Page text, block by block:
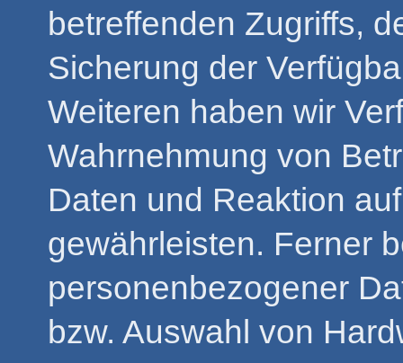
betreffenden Zugriffs,
Sicherung der
Weiteren haben wir
Wahrnehmung von
Daten und Reaktion
gewährleisten. Ferner
personenbezogener
bzw. Auswahl von